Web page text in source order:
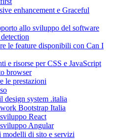
enhancement e Graceful
allo sviluppo del software
le feature disponibili con Can I
e risorse per CSS e JavaScript
browser
le prestazioni
design system .italia
Bootstrap Italia
React
Angular
di sito e servizi